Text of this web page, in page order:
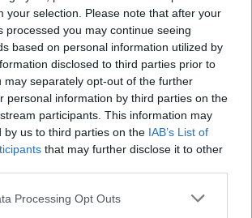
your selection. Please note that after your
processed you may continue seeing
based on personal information utilized by
disclosed to third parties prior to
may separately opt-out of the further
personal information by third parties on the
participants. This information may
by us to third parties on the IAB’s List of
that may further disclose it to other
Processing Opt Outs
kontemplujemy zwycięstwo miłości nad
Nie możemy już dłużej milczeć